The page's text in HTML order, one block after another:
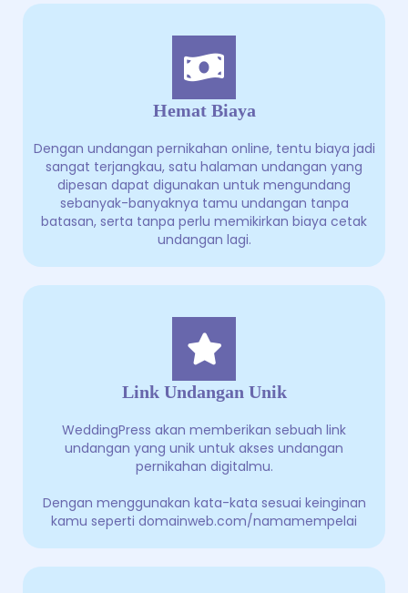
Hemat Biaya
Dengan undangan pernikahan online, tentu biaya jadi
sangat terjangkau, satu halaman undangan yang
dipesan dapat digunakan untuk mengundang
sebanyak-banyaknya tamu undangan tanpa
batasan, serta tanpa perlu memikirkan biaya cetak
undangan lagi.
Link Undangan Unik
WeddingPress akan memberikan sebuah link
undangan yang unik untuk akses undangan
pernikahan digitalmu.
Dengan menggunakan kata-kata sesuai keinginan
kamu seperti domainweb.com/namamempelai